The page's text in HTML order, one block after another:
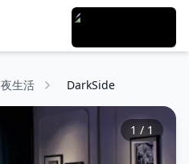
夜生活 DarkSide
1 / 1